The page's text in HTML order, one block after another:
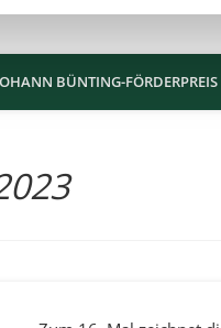
BÜNTING-FÖRDERPREIS